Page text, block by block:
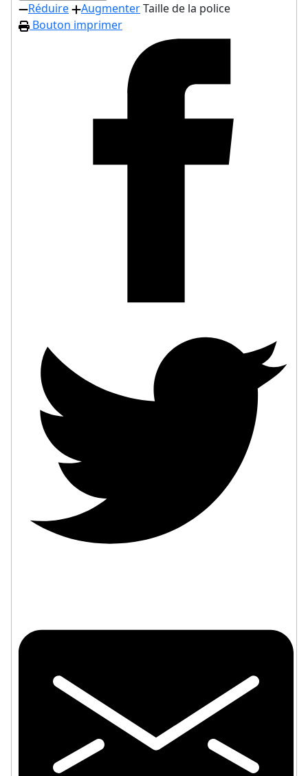
Réduire
AugmenterTaille de la police
Bouton imprimer